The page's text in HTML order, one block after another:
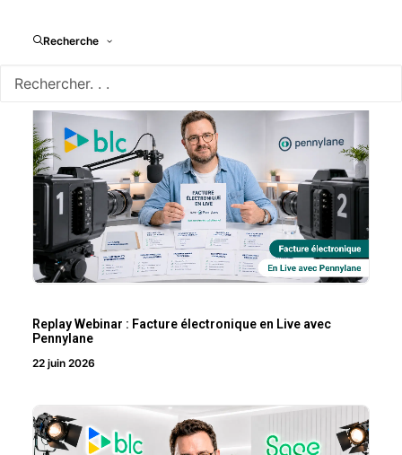
Recherche
Replay Webinar : Facture électronique en Live avec
Pennylane
22 juin 2026